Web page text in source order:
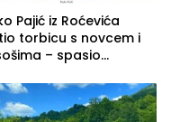
Pajić iz Roćevića
torbicu s novcem i
– spasio